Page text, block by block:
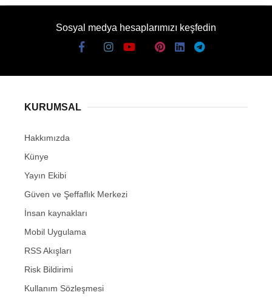
Sosyal medya hesaplarımızı keşfedin
KURUMSAL
Hakkımızda
Künye
Yayın Ekibi
Güven ve Şeffaflık Merkezi
İnsan kaynakları
Mobil Uygulama
RSS Akışları
Risk Bildirimi
Kullanım Sözleşmesi